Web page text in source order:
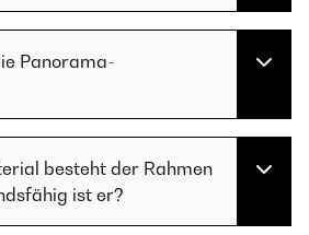
Panorama-
besteht der Rahmen
ist er?